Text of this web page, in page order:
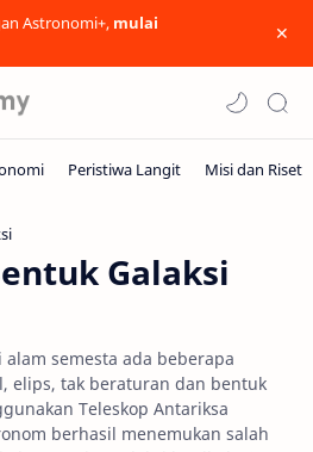
Astronomi+, mulai
Galaksi
semesta ada beberapa
elips, tak beraturan dan bentuk
Teleskop Antariksa
berhasil menemukan salah